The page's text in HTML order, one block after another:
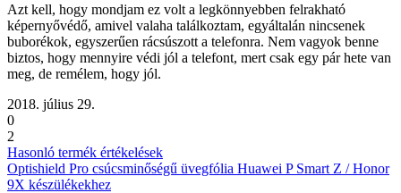
Azt kell, hogy mondjam ez volt a legkönnyebben felrakható
képernyővédő, amivel valaha találkoztam, egyáltalán nincsenek
buborékok, egyszerűen rácsúszott a telefonra. Nem vagyok benne
biztos, hogy mennyire védi jól a telefont, mert csak egy pár hete van
meg, de remélem, hogy jól.
2018. július 29.
0
2
Hasonló termék értékelések
Optishield Pro csúcsminőségű üvegfólia Huawei P Smart Z / Honor
9X készülékekhez